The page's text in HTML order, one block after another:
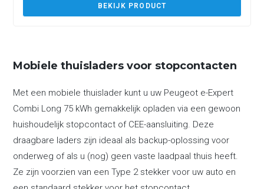
BEKIJK PRODUCT
Mobiele thuisladers voor stopcontacten
Met een mobiele thuislader kunt u uw Peugeot e-Expert
Combi Long 75 kWh gemakkelijk opladen via een gewoon
huishoudelijk stopcontact of CEE-aansluiting. Deze
draagbare laders zijn ideaal als backup-oplossing voor
onderweg of als u (nog) geen vaste laadpaal thuis heeft.
Ze zijn voorzien van een Type 2 stekker voor uw auto en